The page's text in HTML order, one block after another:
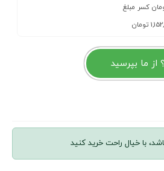
از ما بپرسید
با خیال راحت خرید کنید